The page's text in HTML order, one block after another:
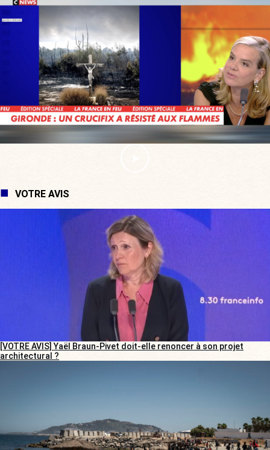
VOTRE AVIS
[VOTRE AVIS] Yaël Braun-Pivet doit-elle renoncer à son projet
architectural ?